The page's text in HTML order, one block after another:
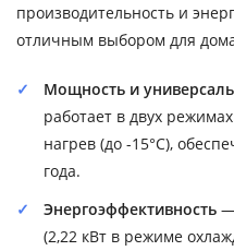
производительность и
отличным выбором для
Мощность и
работает в двух
нагрев (до -15°C),
года.
Энергоэффективность —
(2,22 кВт в режиме